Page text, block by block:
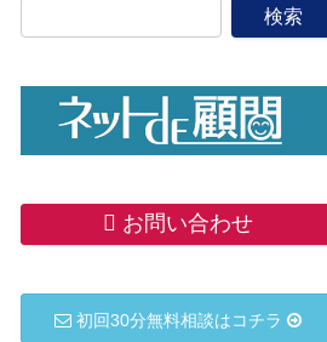
お問い合わせ
初回30分無料相談はコチラ